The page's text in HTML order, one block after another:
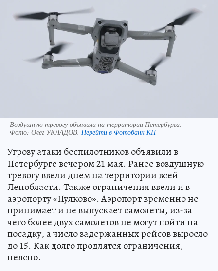
Воздушную тревогу объявили на территории Петербурга.
Фото: Олег УКЛАДОВ. Перейти в Фотобанк КП
Угрозу атаки беспилотников объявили в
Петербурге вечером 21 мая. Ранее воздушную
тревогу ввели днем на территории всей
Ленобласти. Также ограничения ввели и в
аэропорту «Пулково». Аэропорт временно не
принимает и не выпускает самолеты, из-за
чего более двух самолетов не могут пойти на
посадку, а число задержанных рейсов выросло
до 15. Как долго продлятся ограничения,
неясно.